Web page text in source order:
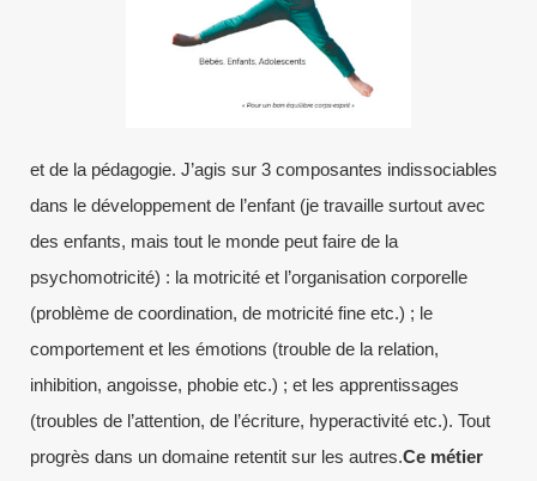
et de la pédagogie. J’agis sur 3 composantes indissociables
dans le développement de l’enfant (je travaille surtout avec
des enfants, mais tout le monde peut faire de la
psychomotricité) : la motricité et l’organisation corporelle
(problème de coordination, de motricité fine etc.) ; le
comportement et les émotions (trouble de la relation,
inhibition, angoisse, phobie etc.) ; et les apprentissages
(troubles de l’attention, de l’écriture, hyperactivité etc.). Tout
progrès dans un domaine retentit sur les autres.Ce métier